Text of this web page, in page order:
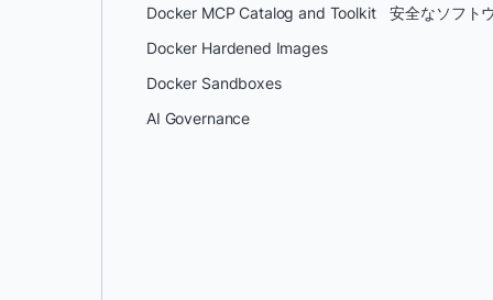
Docker MCP Catalog and Toolkit
Docker Hardened Images
Docker Sandboxes
AI Governance
安全なソフト